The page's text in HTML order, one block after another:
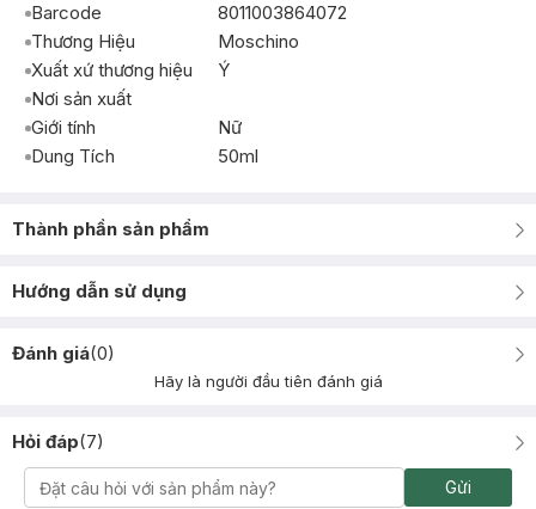
Barcode
8011003864072
Thương Hiệu
Moschino
Xuất xứ thương hiệu
Ý
Nơi sản xuất
Giới tính
Nữ
Dung Tích
50ml
Thành phần sản phẩm
Hướng dẫn sử dụng
Đánh giá(0)
Hãy là người đầu tiên đánh giá
Hỏi đáp(7)
Gửi